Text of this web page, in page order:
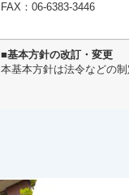
FAX：06-6383-3446
■基本方針の改訂・変更
本基本方針は法令などの